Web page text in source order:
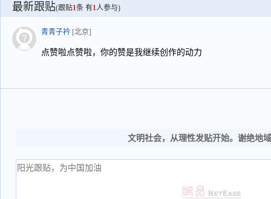
最新跟贴(跟贴1条 有1人参与)
青青子衿 [北京]
点赞啦点赞啦，你的赞是我继续创作的动力
文明社会，从理性发贴开始。谢绝地